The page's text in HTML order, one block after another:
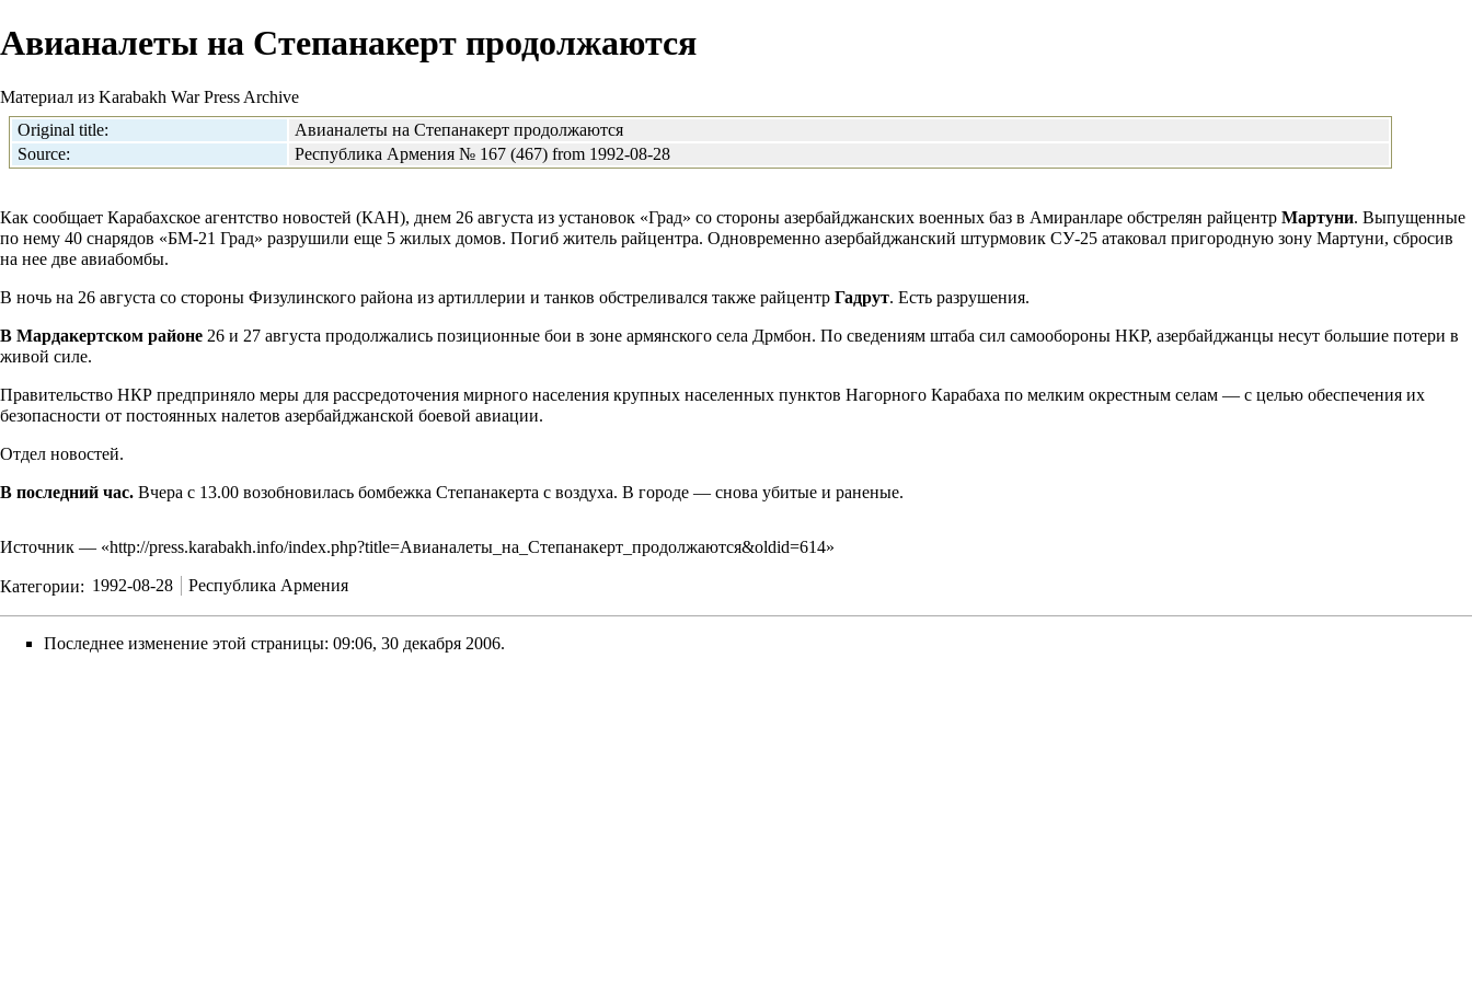
Авианалеты на Степанакерт продолжаются
Материал из Karabakh War Press Archive
Original title:
Авианалеты на Степанакерт продолжаются
Source:
Республика Армения № 167 (467) from 1992-08-28
Как сообщает Карабахское агентство новостей (КАН), днем 26 августа из установок «Град» со стороны азербайджанских военных баз в Амиранларе обстрелян райцентр Мартуни. Выпущенные
по нему 40 снарядов «БМ-21 Град» разрушили еще 5 жилых домов. Погиб житель райцентра. Одновременно азербайджанский штурмовик СУ-25 атаковал пригородную зону Мартуни, сбросив
на нее две авиабомбы.
В ночь на 26 августа со стороны Физулинского района из артиллерии и танков обстреливался также райцентр Гадрут. Есть разрушения.
В Мардакертском районе 26 и 27 августа продолжались позиционные бои в зоне армянского села Дрмбон. По сведениям штаба сил самообороны НКР, азербайджанцы несут большие потери в
живой силе.
Правительство НКР предприняло меры для рассредоточения мирного населения крупных населенных пунктов Нагорного Карабаха по мелким окрестным селам — с целью обеспечения их
безопасности от постоянных налетов азербайджанской боевой авиации.
Отдел новостей.
В последний час. Вчера с 13.00 возобновилась бомбежка Степанакерта с воздуха. В городе — снова убитые и раненые.
Источник — «http://press.karabakh.info/index.php?title=Авианалеты_на_Степанакерт_продолжаются&oldid=614»
Категории: 1992-08-28 Республика Армения
Последнее изменение этой страницы: 09:06, 30 декабря 2006.